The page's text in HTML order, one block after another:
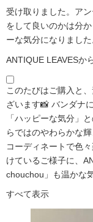
受け取りました。ア
をして良いのかは分
ーな気分になりまし
ANTIQUE LEAVESか
このたびはご購入と
ざいます📸 バンダナ
「ハッピーな気分」
らではのやわらかな
コーディネートで色
けているご様子に、
chouchou」も温かな
すべて表示